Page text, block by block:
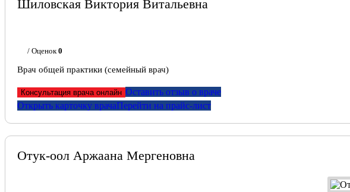
Шиловская Виктория Витальевна
/ Оценок 0
Врач общей практики (семейный врач)
Консультация врача онлайн Оставить отзыв о враче
Открыть карточку врачаПерейти на прайс-лист
Отук-оол Аржаана Мергеновна